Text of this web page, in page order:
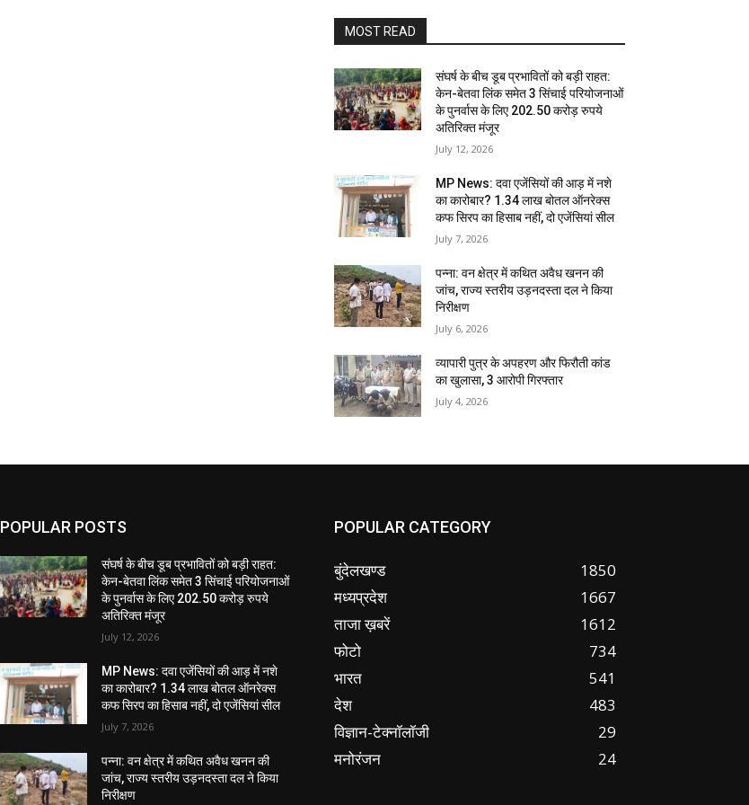
MOST READ
संघर्ष के बीच डूब प्रभावितों को बड़ी राहत:
केन-बेतवा लिंक समेत 3 सिंचाई परियोजनाओं
के पुनर्वास के लिए 202.50 करोड़ रुपये
अतिरिक्त मंजूर
July 12, 2026
MP News: दवा एजेंसियों की आड़ में नशे
का कारोबार? 1.34 लाख बोतल ऑनरेक्स
कफ सिरप का हिसाब नहीं, दो एजेंसियां सील
July 7, 2026
पन्ना: वन क्षेत्र में कथित अवैध खनन की
जांच, राज्य स्तरीय उड़नदस्ता दल ने किया
निरीक्षण
July 6, 2026
व्यापारी पुत्र के अपहरण और फिरौती कांड
का खुलासा, 3 आरोपी गिरफ्तार
July 4, 2026
POPULAR POSTS
संघर्ष के बीच डूब प्रभावितों को बड़ी राहत:
केन-बेतवा लिंक समेत 3 सिंचाई परियोजनाओं
के पुनर्वास के लिए 202.50 करोड़ रुपये
अतिरिक्त मंजूर
July 12, 2026
MP News: दवा एजेंसियों की आड़ में नशे
का कारोबार? 1.34 लाख बोतल ऑनरेक्स
कफ सिरप का हिसाब नहीं, दो एजेंसियां सील
July 7, 2026
पन्ना: वन क्षेत्र में कथित अवैध खनन की
जांच, राज्य स्तरीय उड़नदस्ता दल ने किया
निरीक्षण
POPULAR CATEGORY
बुंदेलखण्ड
1850
मध्यप्रदेश
1667
ताजा ख़बरें
1612
फोटो
734
भारत
541
देश
483
विज्ञान-टेक्नॉलॉजी
29
मनोरंजन
24